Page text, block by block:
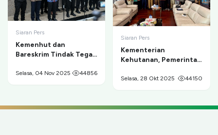
Siaran Pers
Kemenhut dan
Bareskrim Tindak Tegas
Taman Nasional Gunung
Selasa, 04 Nov 2025 44856
Siaran Pers
Kementerian
Kehutanan, Pemerintah
Masyarakat Adat
Pelestarian
Selasa, 28 Okt 2025 44150